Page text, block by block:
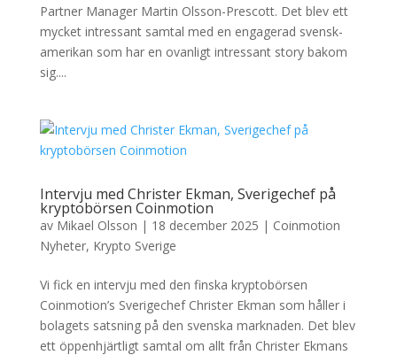
Partner Manager Martin Olsson-Prescott. Det blev ett
mycket intressant samtal med en engagerad svensk-
amerikan som har en ovanligt intressant story bakom
sig....
Intervju med Christer Ekman, Sverigechef på
kryptobörsen Coinmotion
av Mikael Olsson | 18 december 2025 | Coinmotion
Nyheter, Krypto Sverige
Vi fick en intervju med den finska kryptobörsen
Coinmotion’s Sverigechef Christer Ekman som håller i
bolagets satsning på den svenska marknaden. Det blev
ett öppenhjärtligt samtal om allt från Christer Ekmans